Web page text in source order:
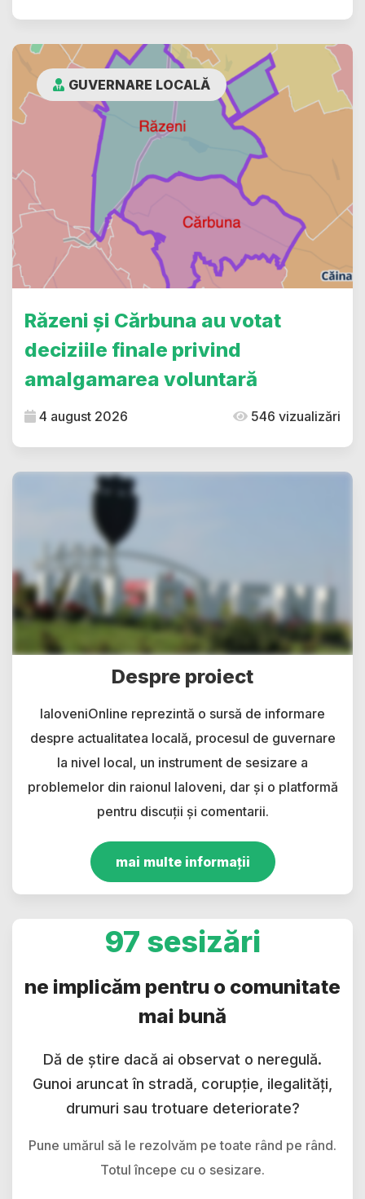
GUVERNARE LOCALĂ
Răzeni și Cărbuna au votat
deciziile finale privind
amalgamarea voluntară
4 august 2026 546 vizualizări
Despre proiect
IaloveniOnline reprezintă o sursă de informare
despre actualitatea locală, procesul de guvernare
la nivel local, un instrument de sesizare a
problemelor din raionul Ialoveni, dar și o platformă
pentru discuții și comentarii.
mai multe informații
97 sesizări
ne implicăm pentru o comunitate
mai bună
Dă de știre dacă ai observat o neregulă.
Gunoi aruncat în stradă, corupție, ilegalități,
drumuri sau trotuare deteriorate?
Pune umărul să le rezolvăm pe toate rând pe rând.
Totul începe cu o sesizare.